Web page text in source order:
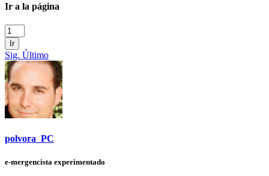
Ir a la página
Ir
Sig. Último
polvora_PC
e-mergencista experimentado